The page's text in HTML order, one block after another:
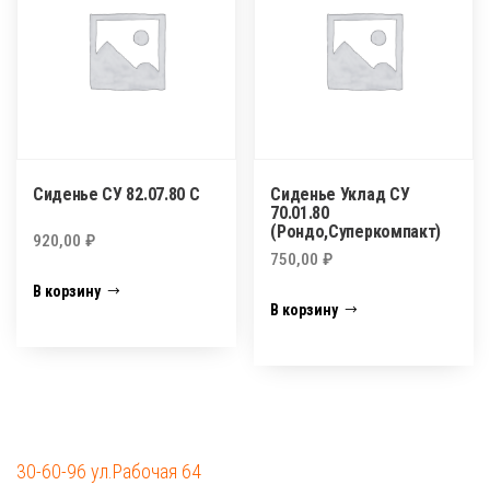
Сиденье СУ 82.07.80 С
920,00 ₽
В корзину
Сиденье Уклад СУ
70.01.80
(Рондо,Суперкомпакт)
750,00₽
В корзину
30-60-96 ул.Рабочая 64